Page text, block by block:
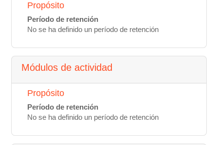
Propósito
Período de retención
No se ha definido un período de retención
Módulos de actividad
Propósito
Período de retención
No se ha definido un período de retención